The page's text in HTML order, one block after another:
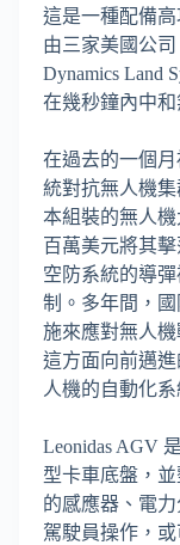
這是一種配備
由三家美國公司
Dynamics Land
在幾秒鐘內中和
在過去的一個
統對抗無人機
本組裝的無人
百萬美元將其
空防系統的導
制。多年間，
施來應對無人機
這方面向前邁
人機的自動化系
Leonidas AGV
型卡車底盤，
的感應器、電
駕駛員操作，